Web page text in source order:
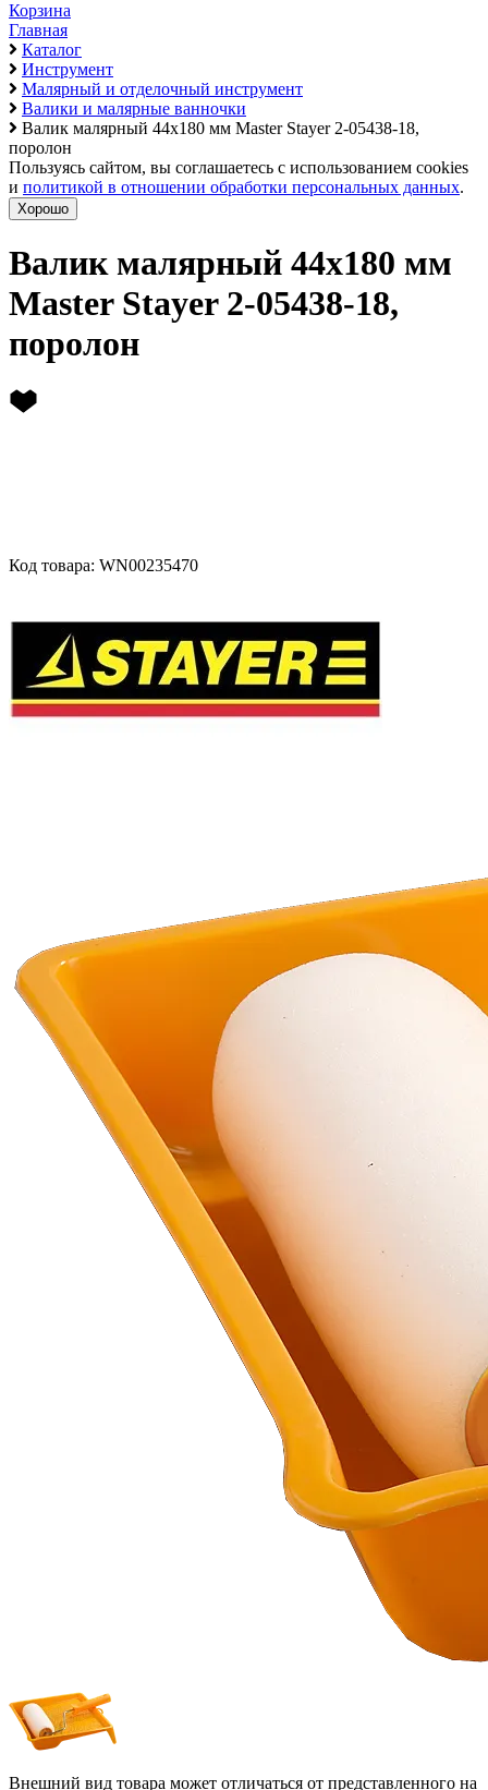
Корзина
Главная
Каталог
Инструмент
Малярный и отделочный инструмент
Валики и малярные ванночки
Валик малярный 44х180 мм Master Stayer 2-05438-18,
поролон
Пользуясь сайтом, вы соглашаетесь с использованием cookies
и политикой в отношении обработки персональных данных.
Хорошо
Валик малярный 44х180 мм
Master Stayer 2-05438-18,
поролон
Код товара: WN00235470
Внешний вид товара может отличаться от представленного на